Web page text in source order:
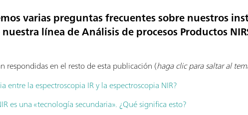
varias preguntas frecuentes sobre nuestros
línea de Análisis de procesos Productos
respondidas en el resto de esta publicación (haga clic para saltar al
entre la espectroscopia IR y la espectroscopia NIR?
es una «tecnología secundaria». ¿Qué significa esto?